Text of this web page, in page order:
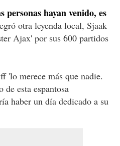
personas hayan venido, es
otra leyenda local, Sjaak
Ajax' por sus 600 partidos
'lo merece más que nadie.
de esta espantosa
haber un día dedicado a su